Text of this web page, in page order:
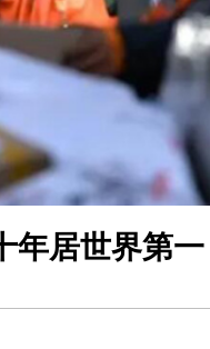
年居世界第一